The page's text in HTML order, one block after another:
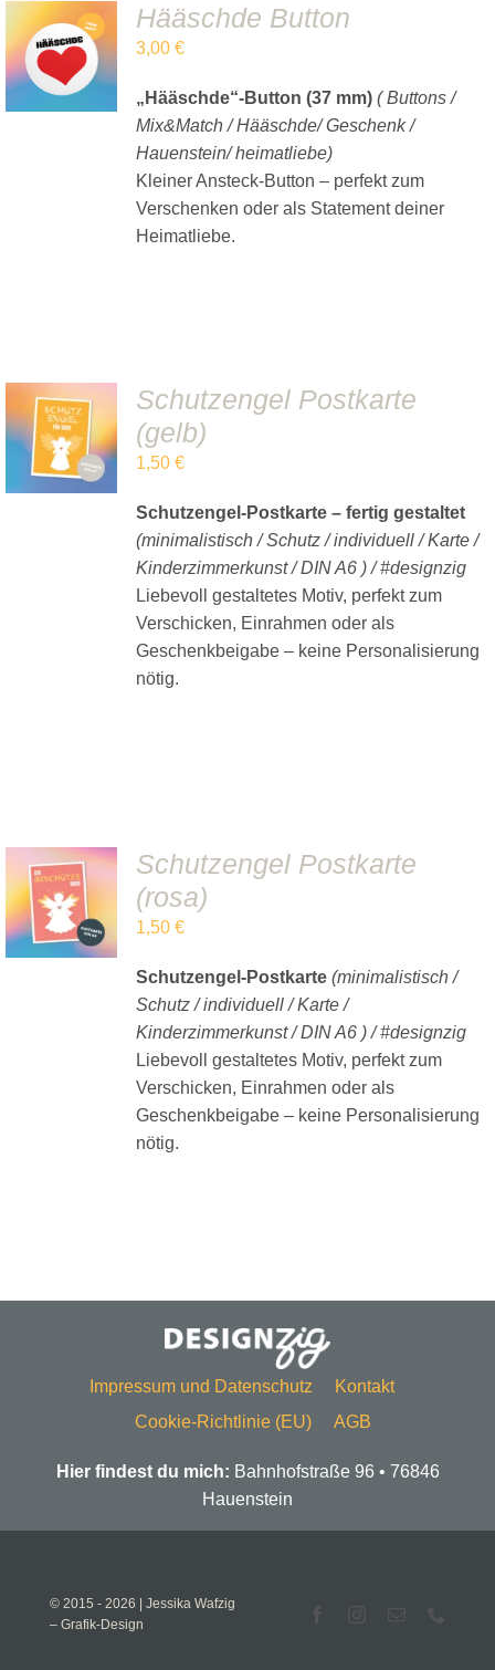
IN DEN
WARENKORB
DETAILS
Hääschde Button
3,00€
„Hääschde“-Button (37 mm)( Buttons /
Mix&Match / Hääschde/ Geschenk /
Hauenstein/ heimatliebe)
Kleiner Ansteck-Button – perfekt zum
Verschenken oder als Statement deiner
Heimatliebe.
IN DEN
WARENKORB
/
DETAILS
Schutzengel Postkarte
(gelb)
1,50€
Schutzengel-Postkarte – fertig gestaltet
(minimalistisch / Schutz / individuell / Karte /
Kinderzimmerkunst / DIN A6 ) / #designzig
Liebevoll gestaltetes Motiv, perfekt zum
Verschicken, Einrahmen oder als
Geschenkbeigabe – keine Personalisierung
nötig.
IN DEN
WARENKORB
DETAILS
Schutzengel Postkarte
(rosa)
1,50€
Schutzengel-Postkarte(minimalistisch /
Schutz / individuell / Karte /
Kinderzimmerkunst / DIN A6 ) / #designzig
Liebevoll gestaltetes Motiv, perfekt zum
Verschicken, Einrahmen oder als
Geschenkbeigabe – keine Personalisierung
nötig.
Impressum und Datenschutz
Kontakt
Cookie-Richtlinie (EU)
AGB
Hier findest du mich: Bahnhofstraße 96 • 76846
Hauenstein
© 2015 - 2026 | Jessika Wafzig
– Grafik-Design